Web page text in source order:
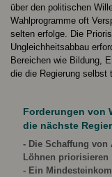
über den politischen
Wahlprogramme oft
selten erfolge. Die
Ungleichheitsabbau
Bereichen wie Bildung,
die die Regierung selbst
Forderungen von
die nächste
- Die Schaffung von
Löhnen priorisieren
- Ein